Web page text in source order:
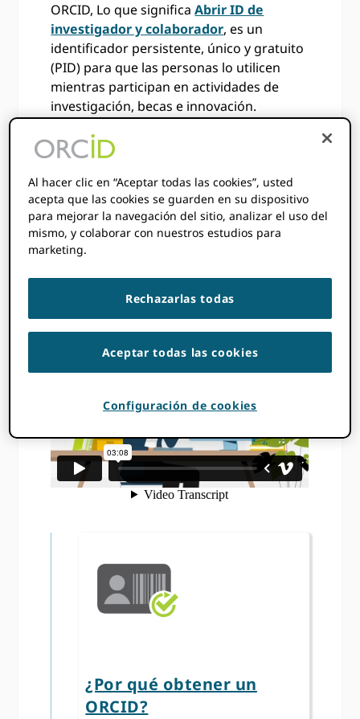
ORCID, Lo que significa Abrir ID de
investigador y colaborador, es un
identificador persistente, único y gratuito
(PID) para que las personas lo utilicen
mientras participan en actividades de
investigación, becas e innovación.
investigadores de forma gratuita para
que podamos hacer realidad nuestra
visión de conectar a todos los que
participan en la investigación, la erudición
y la innovación están identificados de
forma única y conectados a sus
contribuciones a través de disciplinas,
fronteras y tiempo.
¿Por qué obtener un
ORCID?
Al hacer clic en “Aceptar todas las cookies”, usted
acepta que las cookies se guarden en su dispositivo
para mejorar la navegación del sitio, analizar el uso del
mismo, y colaborar con nuestros estudios para
marketing.
Rechazarlas todas
Aceptar todas las cookies
Configuración de cookies